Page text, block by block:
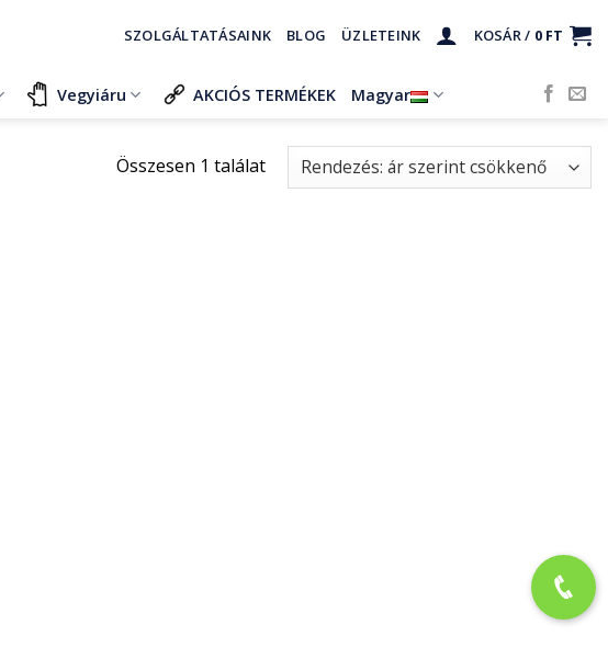
SZOLGÁLTATÁSAINK BLOG ÜZLETEINK KOSÁR / 0 FT
Vegyiáru AKCIÓS TERMÉKEK Magyar
Összesen 1 találat